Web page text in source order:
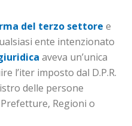
del terzo settore e
ente intenzionato
aveva un’unica
l’iter imposto dal D.P.R.
delle persone
Regioni o